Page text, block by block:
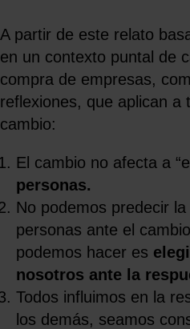
A partir de este relato
en un contexto puntal de
compra de empresas,
reflexiones, que aplican a
cambio:
El cambio no afecta a
personas.
No podemos predecir
personas ante el
podemos hacer es
nosotros ante la
Todos influimos en la
los demás, seamos